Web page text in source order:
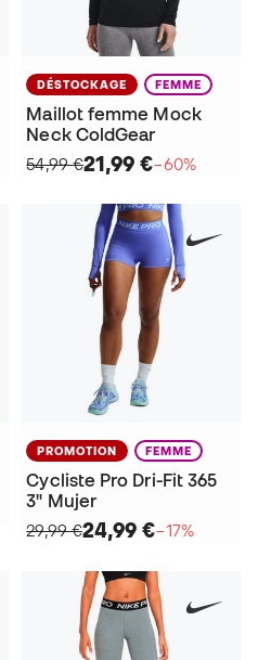
DÉSTOCKAGE FEMME
Maillot femme Mock
Neck ColdGear
54,99 €21,99 €−60%
PROMOTION FEMME
Cycliste Pro Dri-Fit 365
3" Mujer
29,99 €24,99 €−17%